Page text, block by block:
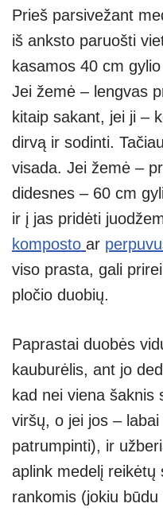
Prieš parsivežant
iš anksto paruošti
kasamos 40 cm
Jei žemė – lengvas
kitaip sakant, jei ji –
dirvą ir sodinti.
visada. Jei žemė –
didesnes – 60 cm
ir į jas pridėti
komposto ar
viso prasta, gali
pločio duobių.
Paprastai duobės
kauburėlis, ant jo
kad nei viena šaknis
viršų, o jei jos –
patrumpinti), ir
aplink medelį reikėtų
rankomis (jokiu